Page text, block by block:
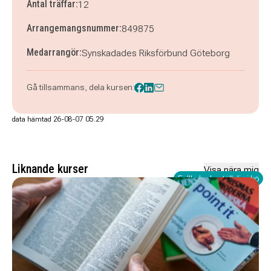
Antal träffar:12
Arrangemangsnummer:849875
Medarrangör:Synskadades Riksförbund Göteborg
Gå tillsammans, dela kursen:
data hämtad 26-08-07 05.29
Liknande kurser Visa nära mig
Fullbokad - ställ dig i kö